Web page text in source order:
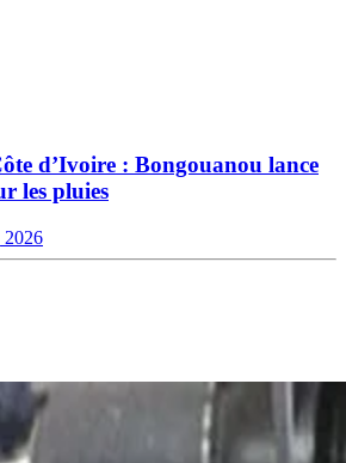
d’Ivoire : Bongouanou lance
les pluies